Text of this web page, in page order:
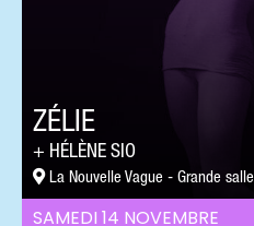
SAMEDI 14 NOVEMBRE
ZÉLIE
HÉLÈNE SIO
La Nouvelle Vague - Grande salle